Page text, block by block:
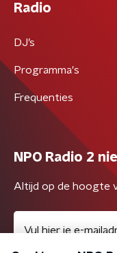
Radio
DJ’s
Programma's
Frequenties
NPO Radio 2
Altijd op de hoogte